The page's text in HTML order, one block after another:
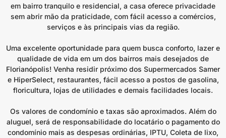
em bairro tranquilo e residencial, a casa oferece privacidade
sem abrir mão da praticidade, com fácil acesso a comércios,
serviços e às principais vias da região.
Uma excelente oportunidade para quem busca conforto, lazer e
qualidade de vida em um dos bairros mais desejados de
Florianópolis! Venha residir próximo dos Supermercados Samer
e HiperSelect, restaurantes, fácil acesso a postos de gasolina,
floricultura, lojas de utilidades e demais facilidades locais.
Os valores de condomínio e taxas são aproximados. Além do
aluguel, será de responsabilidade do locatário o pagamento do
condomínio mais as despesas ordinárias, IPTU, Coleta de lixo,